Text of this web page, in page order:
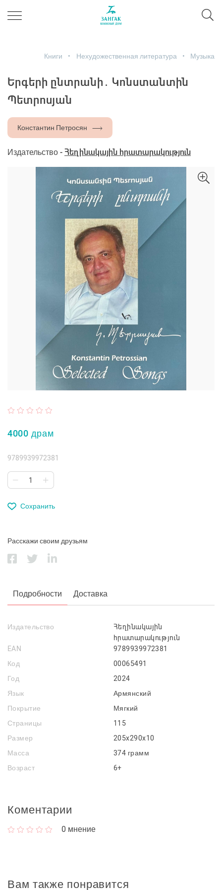
Книги Нехудожественная литература Музыка
Երգերի ընտրանի․ Կոնստանտին
Պետրոսյան
Константин Петросян
Издательство - Հեղինակային հրատարակություն
4000 драм
9789939972381
Сохранить
Расскажи своим друзьям
Подробности Доставка
Издательство
Հեղինակային
հրատարակություն
EAN
9789939972381
Код
00065491
Год
2024
Язык
Армянский
Покрытие
Мягкий
Страницы
115
Размер
205x290x10
Масса
374 грамм
Возраст
6+
Коментарии
0 мнение
Вам также понравится